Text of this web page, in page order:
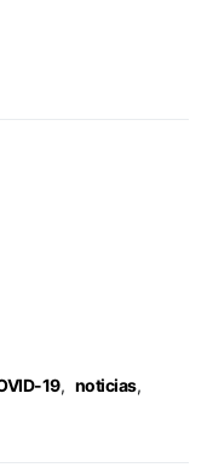
19, noticias,